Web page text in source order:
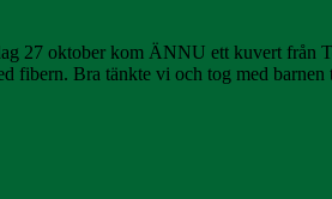
27 oktober kom ÄNNU ett kuvert från
fibern. Bra tänkte vi och tog med